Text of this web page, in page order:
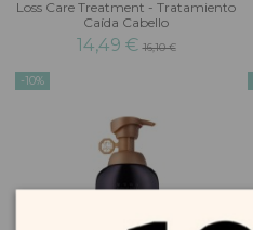
Loss Care Treatment - Tratamiento
Caída Cabello
14,49 €16,10 €
-10%